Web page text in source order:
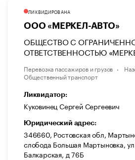
ЛИКВИДИРОВАНА
ООО «МЕРКЕЛ-АВТО»
ОБЩЕСТВО С
ОТВЕТСТВЕННОСТЬЮ
Перевозка пассажиров и грузов
Общественный транспорт
Ликвидатор:
Куковинец Сергей Сергеевич
Юридический адрес:
346660, Ростовская обл,
слобода Большая Мартыновка,
Балкарская, д 76Б